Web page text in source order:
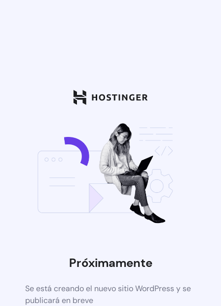
Próximamente
Se está creando el nuevo sitio WordPress y se
publicará en breve